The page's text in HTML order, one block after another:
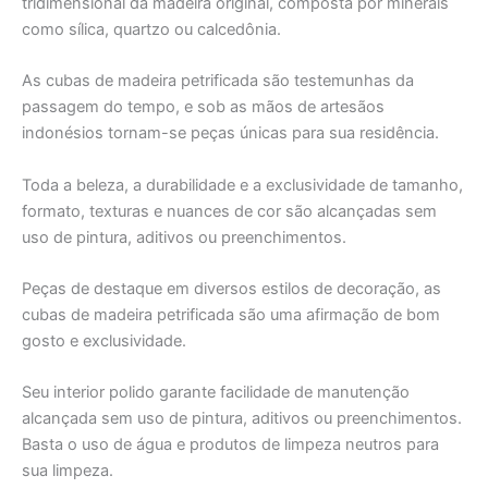
como sílica, quartzo ou calcedônia.
As cubas de madeira petrificada são testemunhas da
passagem do tempo, e sob as mãos de artesãos
indonésios tornam-se peças únicas para sua residência.
Toda a beleza, a durabilidade e a exclusividade de tamanho,
formato, texturas e nuances de cor são alcançadas sem
uso de pintura, aditivos ou preenchimentos.
Peças de destaque em diversos estilos de decoração, as
cubas de madeira petrificada são uma afirmação de bom
gosto e exclusividade.
Seu interior polido garante facilidade de manutenção
alcançada sem uso de pintura, aditivos ou preenchimentos.
Basta o uso de água e produtos de limpeza neutros para
sua limpeza.